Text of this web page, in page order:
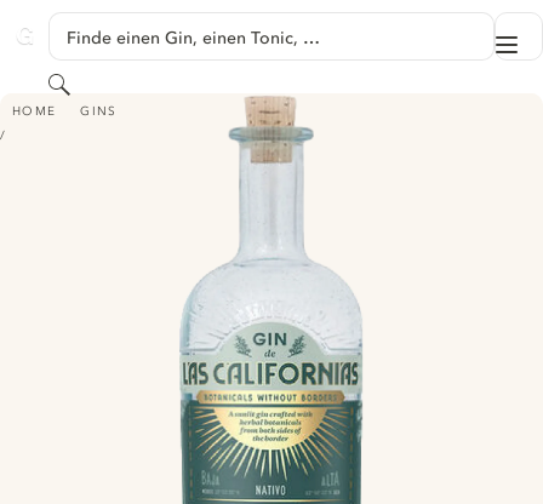
GINVENTORY
Finde einen Gin, einen Tonic, …
Suchen
HOME GINS
NATIVO